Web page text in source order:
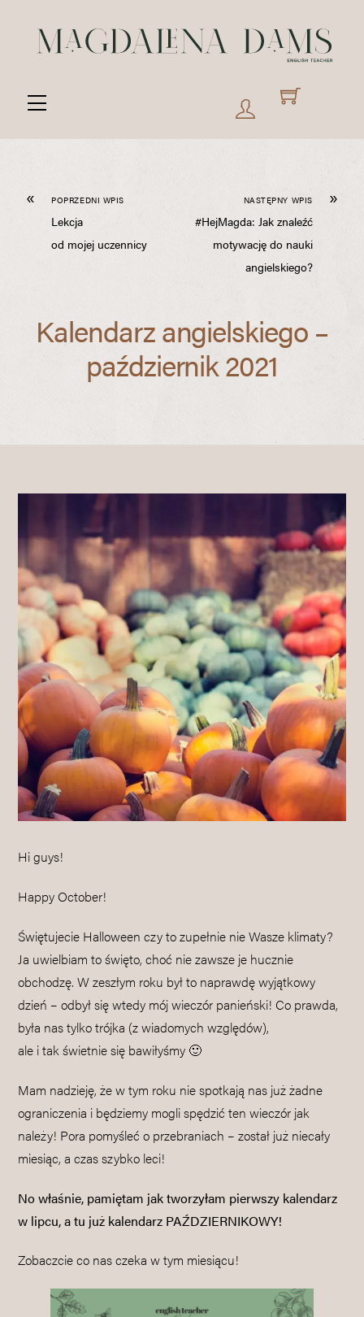
content
Menu
« POPRZEDNI WPIS
Lekcja
od mojej uczennicy
»
NASTĘPNY WPIS
#HejMagda: Jak znaleźć
motywację do nauki
angielskiego?
Kalendarz angielskiego –
październik 2021
Hi guys!
Happy October!
Świętujecie Halloween czy to zupełnie nie Wasze klimaty?
Ja uwielbiam to święto, choć nie zawsze je hucznie
obchodzę. W zeszłym roku był to naprawdę wyjątkowy
dzień – odbył się wtedy mój wieczór panieński! Co prawda,
była nas tylko trójka (z wiadomych względów),
ale i tak świetnie się bawiłyśmy 🙂
Mam nadzieję, że w tym roku nie spotkają nas już żadne
ograniczenia i będziemy mogli spędzić ten wieczór jak
należy! Pora pomyśleć o przebraniach – został już niecały
miesiąc, a czas szybko leci!
No właśnie, pamiętam jak tworzyłam pierwszy kalendarz
w lipcu, a tu już kalendarz PAŹDZIERNIKOWY!
Zobaczcie co nas czeka w tym miesiącu!